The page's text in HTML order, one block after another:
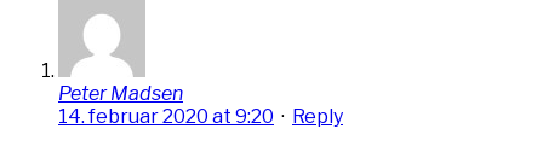
Peter Madsen
14. februar 2020 at 9:20 · Reply